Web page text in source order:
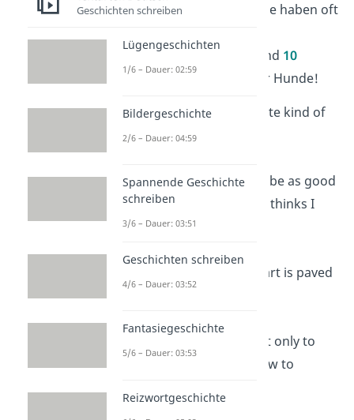
Englische Hundesprüche haben oft
Ausdruckskraft. Hier sind 10
englische Sprüche
über Hunde!
„Dogs are my favorite kind of
people.“
„My goal in life is to be as good
a person as my dog thinks I
am.“
„The road to my heart is paved
„Dogs do speak, but only to
those who know how to
Geschichten schreiben
Lügengeschichten
1/6 – Dauer: 02:59
Bildergeschichte
2/6 – Dauer: 04:59
Spannende Geschichte
schreiben
3/6 – Dauer: 03:51
Geschichten schreiben
4/6 – Dauer: 03:52
Fantasiegeschichte
5/6 – Dauer: 03:53
Reizwortgeschichte